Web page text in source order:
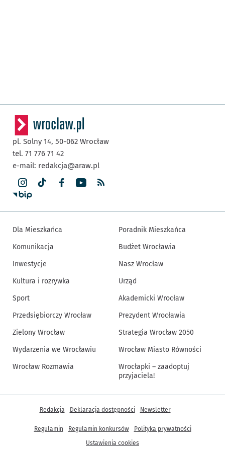
pl. Solny 14, 50-062 Wrocław
tel. 71 776 71 42
e-mail: redakcja@araw.pl
Dla Mieszkańca
Komunikacja
Inwestycje
Kultura i rozrywka
Sport
Przedsiębiorczy Wrocław
Zielony Wrocław
Wydarzenia we Wrocławiu
Wrocław Rozmawia
Poradnik Mieszkańca
Budżet Wrocławia
Nasz Wrocław
Urząd
Akademicki Wrocław
Prezydent Wrocławia
Strategia Wrocław 2050
Wrocław Miasto Równości
Wrocłapki – zaadoptuj
przyjaciela!
Inne informacje
Redakcja Deklaracja dostępności Newsletter
Regulamin Regulamin konkursów
Polityka prywatności
Ustawienia cookies